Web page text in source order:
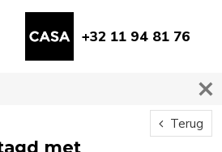
+32 11 94 81 76
Terug
met